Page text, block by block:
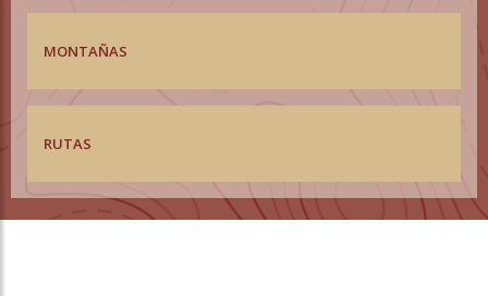
MONTAÑAS
RUTAS